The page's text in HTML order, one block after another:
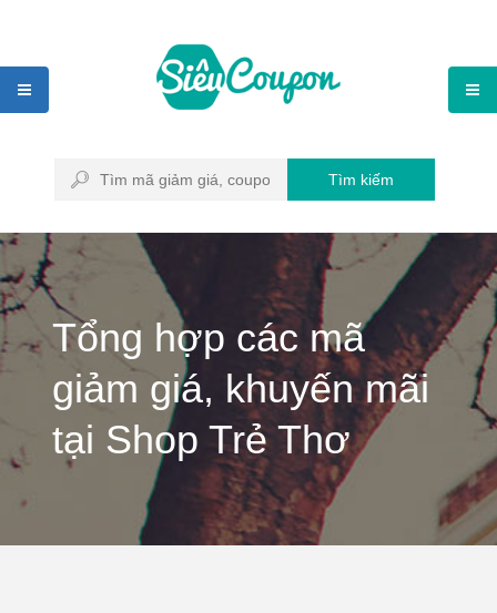
Tìm kiếm
Tổng hợp các mã
giảm giá, khuyến mãi
tại Shop Trẻ Thơ